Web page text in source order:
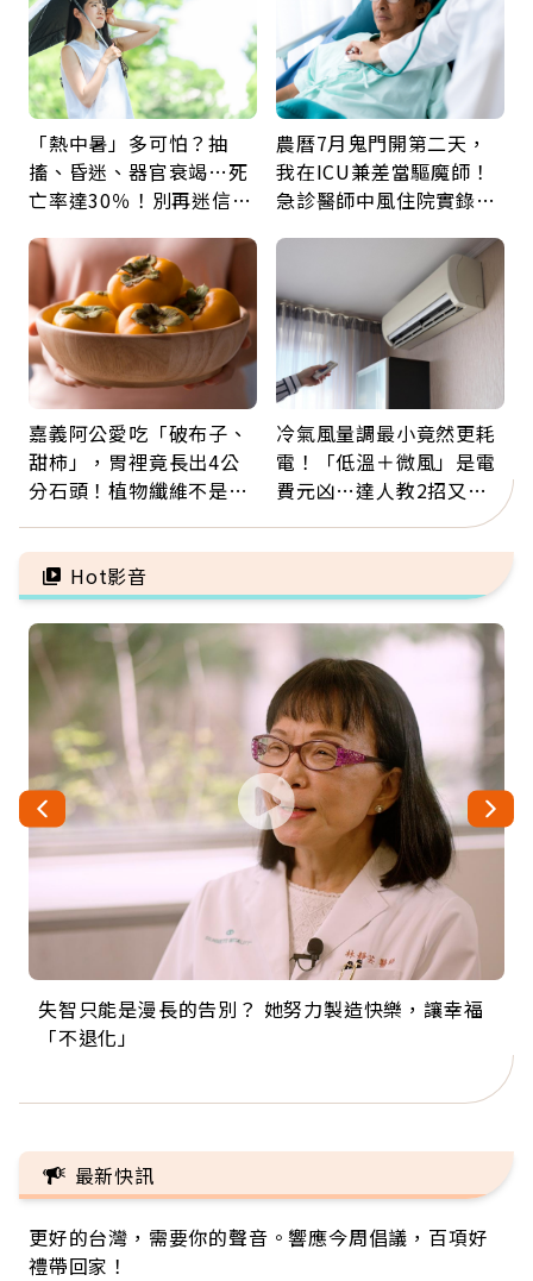
「熱中暑」多可怕？抽
搐、昏迷、器官衰竭…死
亡率達30％！別再迷信
5招才能真救命
農曆7月鬼門開第二天，
我在ICU兼差當驅魔師！
急診醫師中風住院實錄：
嘉義阿公愛吃「破布子、
甜柿」，胃裡竟長出4公
分石頭！植物纖維不是吃
榜
冷氣風量調最小竟然更耗
電！「低溫＋微風」是電
費元凶…達人教2招又涼
Hot影音
失智只能是漫長的告別？ 她努力製造快樂，讓幸福
「不退化」
來自剛果的巧克力神父 為台灣奉獻36年 「台灣是我
的家，我連作夢都講台語！」
63歲卸矽谷副總、搬回台灣找快樂！「蛋黃哥小
丑」走進安養院，逗樂上萬爺奶：退休後才開始真
104歲打破金氏世界紀錄 成為全球最年長羽球選
手，分享長壽的秘密原來是「這個」
事業巔峰他選擇追夢…黑手阿伯拉小提琴還登上小
巨蛋！連CNN都大讚！
最新快訊
更好的台灣，需要你的聲音。響應今周倡議，百項好
禮帶回家！